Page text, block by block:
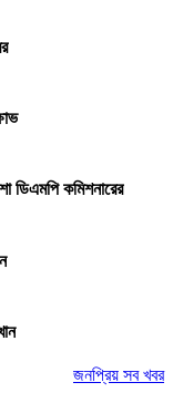
ডিএমপি কমিশনারের
জনপ্রিয় সব খবর